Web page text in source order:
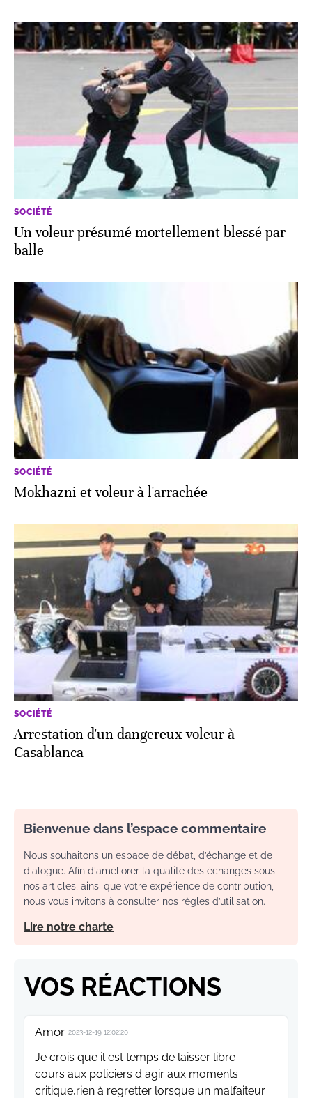
SOCIÉTÉ
Un voleur présumé mortellement blessé par
balle
SOCIÉTÉ
Mokhazni et voleur à l'arrachée
SOCIÉTÉ
Arrestation d'un dangereux voleur à
Casablanca
Bienvenue dans l’espace commentaire
Nous souhaitons un espace de débat, d’échange et de
dialogue. Afin d'améliorer la qualité des échanges sous
nos articles, ainsi que votre expérience de contribution,
nous vous invitons à consulter nos règles d’utilisation.
Lire notre charte
VOS RÉACTIONS
Amor 2023-12-19 12:02:20
Je crois que il est temps de laisser libre
cours aux policiers d agir aux moments
critique,rien à regretter lorsque un malfaiteur